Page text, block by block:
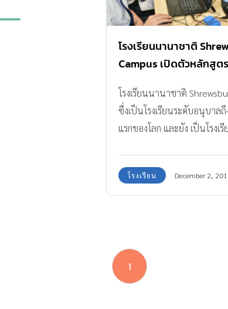
โรงเรียนนานาชาติ
Campus เปิดตัวหลักสูต
สถาปนิก สำหรับเด็กวัยแ
โรงเรียนนานาชาติ
ซึ่งเป็นโรงเรียนระดับอนุบาล
แรกของโลก และยัง เป็นโรงเ
เรียนโรงเรียน December 2,
1